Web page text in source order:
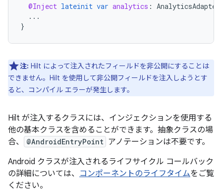
@Inject lateinit var analytics : AnalyticsAdapter
...
}
注: Hilt によって注入されたフィールドを非公開にすることは
できません。Hilt を使用して非公開フィールドを注入しようとす
ると、コンパイル エラーが発生します。
Hilt が注入するクラスには、インジェクションを使用する
他の基本クラスを含めることができます。抽象クラスの場
合、
@AndroidEntryPoint アノテーションは不要です。
Android クラスが注入されるライフサイクル コールバック
の詳細については、 コンポーネントのライフタイムをご覧
ください。